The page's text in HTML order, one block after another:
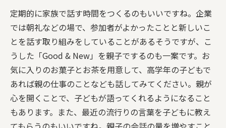
定期的に家族で話す時間をつくるのもいいですね。企業
では朝礼などの場で、参加者がよかったことと新しいこ
とを話す取り組みをしていることがあるそうですが、こ
うした「Good & New」を親子でするのも一案です。お
気に入りのお菓子とお茶を用意して、高学年の子どもで
あれば親の仕事のことなども話してみてください。親が
心を開くことで、子どもが語ってくれるようになること
もあります。また、最近の流行りの言葉を子どもに教え